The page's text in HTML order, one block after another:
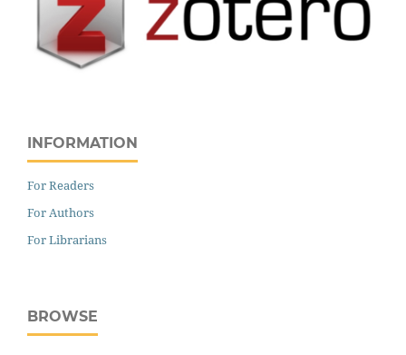
INFORMATION
For Readers
For Authors
For Librarians
BROWSE